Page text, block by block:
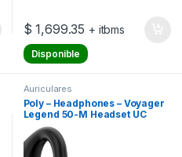
$ 1,699.35 + itbms
Disponible
Auriculares
Poly – Headphones – Voyager
Legend 50-M Headset UC